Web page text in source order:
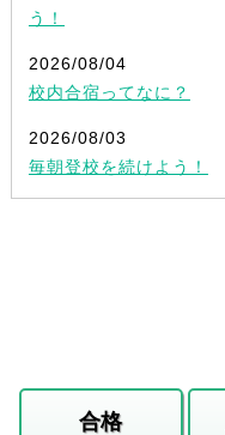
う！
2026/08/04
校内合宿ってなに？
2026/08/03
毎朝登校を続けよう！
合格